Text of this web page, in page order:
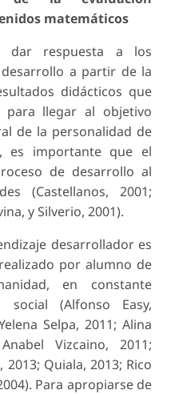
matemáticos
dar respuesta a los
a partir de la
didácticos que
para llegar al objetivo
de la personalidad de
es importante que el
de desarrollo al
(Castellanos, 2001;
y Silverio, 2001).
desarrollador es
por alumno de
en constante
(Alfonso Easy,
Selpa, 2011; Alina
Vizcaino, 2011;
2013; Quiala, 2013; Rico
Para apropiarse de